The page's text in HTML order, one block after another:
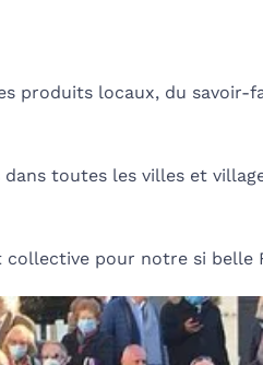
produits locaux, du savoir-
toutes les villes et
collective pour notre si belle